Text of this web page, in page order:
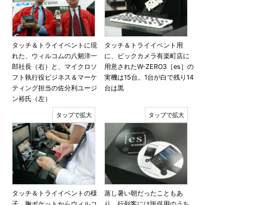
タッチ＆トライイベントに現
れた、ウィルコムの八剱洋一
郎社長（右）と、マイクロソ
フト執行役ビジネス＆マーケ
ティング担当の佐分利ユージ
ン裕氏（左）
タッチ＆トライイベント用
に、ビックカメラ有楽町店に
用意されたW-ZERO3［es］の
実機は15台。1台が白で残り14
台は黒
タッチ＆トライイベントの様
蒸し暑い朝だったこともあ